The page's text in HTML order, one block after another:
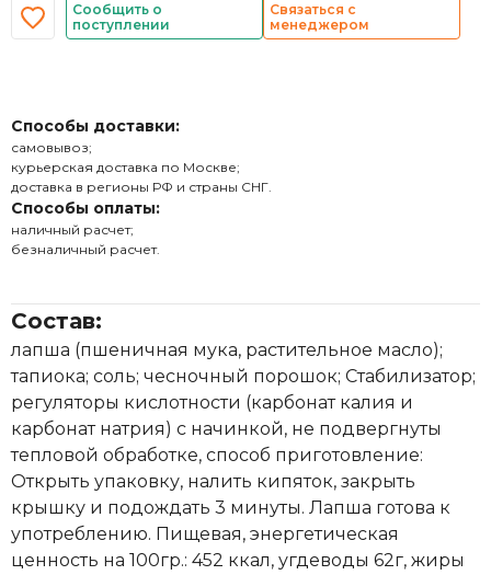
Сообщить о
поступлении
Связаться с
менеджером
Способы доставки:
самовывоз;
курьерская доставка по Москве;
доставка в регионы РФ и страны СНГ.
Способы оплаты:
наличный расчет;
безналичный расчет.
Состав:
лапша (пшеничная мука, растительное масло);
тапиока; соль; чесночный порошок; Стабилизатор;
регуляторы кислотности (карбонат калия и
карбонат натрия) с начинкой, не подвергнуты
тепловой обработке, способ приготовление:
Открыть упаковку, налить кипяток, закрыть
крышку и подождать 3 минуты. Лапша готова к
употреблению. Пищевая, энергетическая
ценность на 100гр.: 452 ккал, угдеводы 62г, жиры